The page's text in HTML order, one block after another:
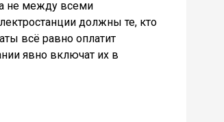
не между всеми
должны те, кто
всё равно оплатит
явно включат их в